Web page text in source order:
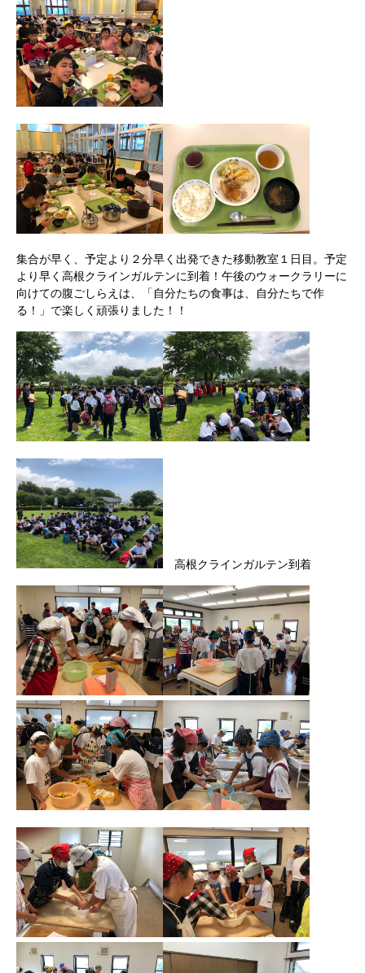
集合が早く、予定より２分早く出発できた移動教室１日目。予定
より早く高根クラインガルテンに到着！午後のウォークラリーに
向けての腹ごしらえは、「自分たちの食事は、自分たちで作
る！」で楽しく頑張りました！！
高根クラインガルテン到着